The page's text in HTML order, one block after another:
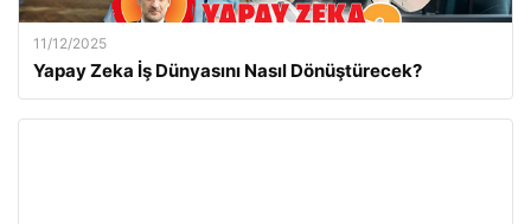
11/12/2025
Yapay Zeka İş Dünyasını Nasıl Dönüştürecek?